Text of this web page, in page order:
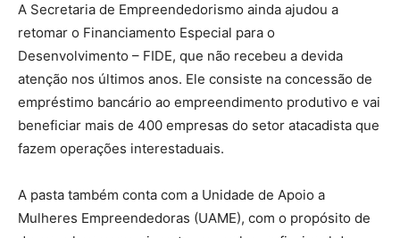
A Secretaria de Empreendedorismo ainda ajudou a
retomar o Financiamento Especial para o
Desenvolvimento – FIDE, que não recebeu a devida
atenção nos últimos anos. Ele consiste na concessão de
empréstimo bancário ao empreendimento produtivo e vai
beneficiar mais de 400 empresas do setor atacadista que
fazem operações interestaduais.
A pasta também conta com a Unidade de Apoio a
Mulheres Empreendedoras (UAME), com o propósito de